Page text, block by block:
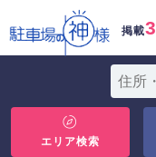
掲載3
エリア検索